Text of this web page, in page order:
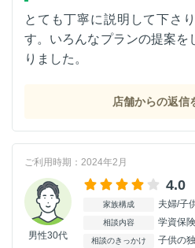
とても丁寧に説明して下さ
す。いろんなプランの提案を
りました。
店舗からの返信
ご利用時期：2024年2月
男性30代
4.0
家族構成 夫婦/子
相談内容 学資保険
相談のきっかけ 子供の